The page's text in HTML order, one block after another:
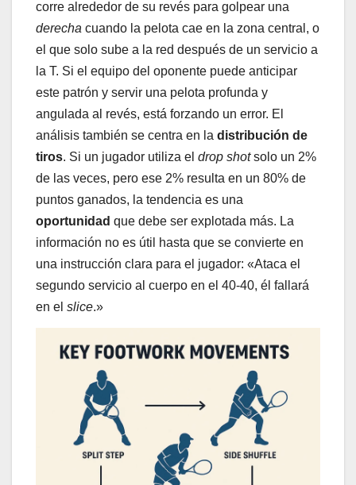
corre alrededor de su revés para golpear una
derecha cuando la pelota cae en la zona central, o
el que solo sube a la red después de un servicio a
la T. Si el equipo del oponente puede anticipar
este patrón y servir una pelota profunda y
angulada al revés, está forzando un error. El
análisis también se centra en la distribución de
tiros. Si un jugador utiliza el drop shotsolo un 2%
de las veces, pero ese 2% resulta en un 80% de
puntos ganados, la tendencia es una
oportunidad que debe ser explotada más. La
información no es útil hasta que se convierte en
una instrucción clara para el jugador: «Ataca el
segundo servicio al cuerpo en el 40-40, él fallará
en el slice.»